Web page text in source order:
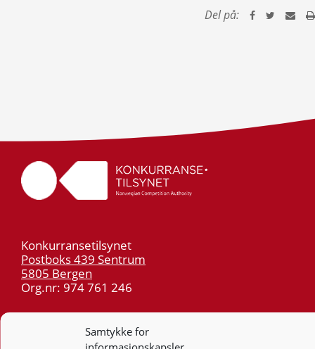
Samtykke for
Del på:
Konkurransetilsynet
Postboks 439 Sentrum
5805 Bergen
Org.nr: 974 761 246
55 59 75 00
post@kt.no